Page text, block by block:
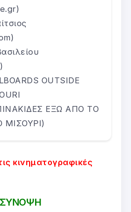
OUTSIDE
ΕΞΩ ΑΠΟ ΤΟ
κινηματογραφικές
ΣΥΝΟΨΗ